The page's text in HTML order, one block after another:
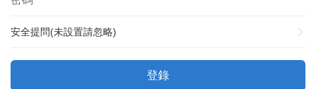
安全提問(未設置請忽略)
登錄